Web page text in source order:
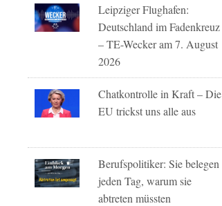
Leipziger Flughafen:
Deutschland im Fadenkreuz
– TE-Wecker am 7. August
2026
Chatkontrolle in Kraft – Die
EU trickst uns alle aus
Berufspolitiker: Sie belegen
jeden Tag, warum sie
abtreten müssten